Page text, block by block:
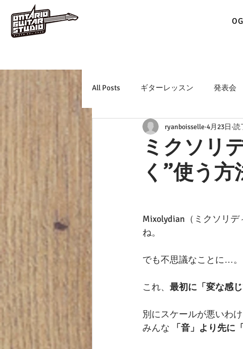
All Posts ギターレッスン 発表会
ミクソリ
く”使う方
ryanboisselle 4月23日 読
Mixolydian（ミクソリ
ね。
でも不思議なことに…。
これ、 最初に「変な感
別にスケールが悪いわ
みんな
「音」より先に